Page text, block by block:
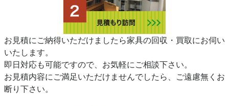
お見積にご納得いただけましたら家具の回収・買取にお伺い
いたします。
即日対応も可能ですので、お気軽にご相談下さい。
お見積内容にご満足いただけませんでしたら、ご遠慮無くお
断り下さい。